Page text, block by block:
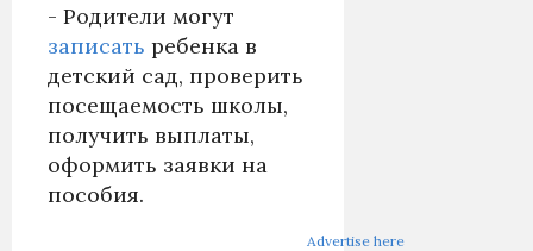
- Родители могут
записать ребенка в
детский сад, проверить
посещаемость школы,
получить выплаты,
оформить заявки на
пособия.
Advertise here